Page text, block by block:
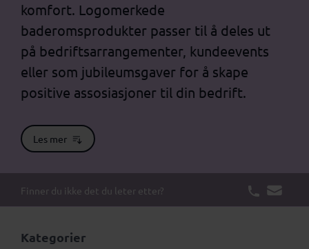
komfort. Logomerkede
baderomsprodukter passer til å deles ut
på bedriftsarrangementer, kundeevents
eller som jubileumsgaver for å skape
positive assosiasjoner til din bedrift.
Les mer
Finner du ikke det du leter etter?
Kategorier